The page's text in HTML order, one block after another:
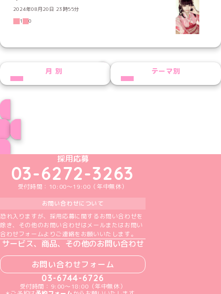
2024年08月20日 23時55分
1
0
NEXT
月別 テーマ別
めいどりーみんTikTok公式アカウント
めいどりーみんX公式アカウント
めいどりーみんInstagram公式アカウント
めいどりーみんFacebook公式アカウン
めいどりーみんYouTube公式アカ
採用応募
03-6272-3263
受付時間：10:00～19:00（年中無休）
お問い合わせについて
恐れ入りますが、採用応募に関するお問い合わせを
除き、その他のお問い合わせはメールまたはお問い
合わせフォームよりご連絡をお願いいたします。
サービス、商品、その他のお問い合わせ
お問い合わせフォーム
03-6744-6726
受付時間：9:00～18:00（年中無休）